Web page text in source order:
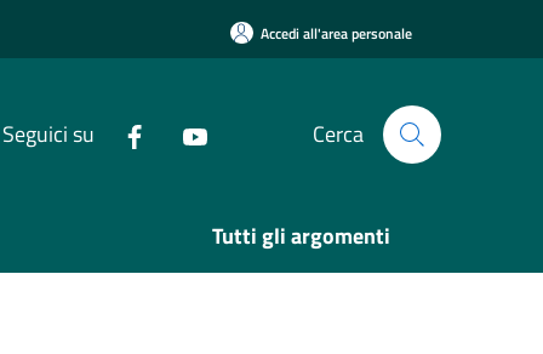
Accedi all'area personale
Seguici su Cerca
Tutti gli argomenti